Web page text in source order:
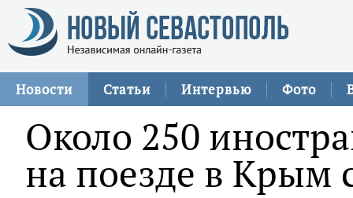
Новости Статьи Интервью Фото
Около 250
на поезде в Крым